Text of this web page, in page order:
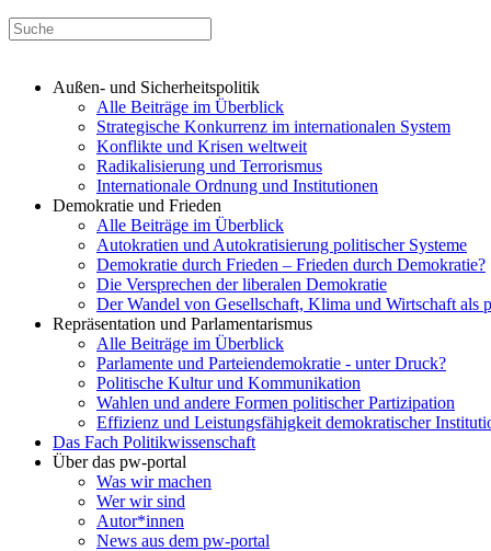
Außen- und Sicherheitspolitik
Alle Beiträge im Überblick
Strategische Konkurrenz im internationalen System
Konflikte und Krisen weltweit
Radikalisierung und Terrorismus
Internationale Ordnung und Institutionen
Demokratie und Frieden
Alle Beiträge im Überblick
Autokratien und Autokratisierung politischer Systeme
Demokratie durch Frieden – Frieden durch Demokratie?
Die Versprechen der liberalen Demokratie
Der Wandel von Gesellschaft, Klima und Wirtschaft als
Repräsentation und Parlamentarismus
Alle Beiträge im Überblick
Parlamente und Parteiendemokratie - unter Druck?
Politische Kultur und Kommunikation
Wahlen und andere Formen politischer Partizipation
Effizienz und Leistungsfähigkeit demokratischer
Das Fach Politikwissenschaft
Über das pw-portal
Was wir machen
Wer wir sind
Autor*innen
News aus dem pw-portal